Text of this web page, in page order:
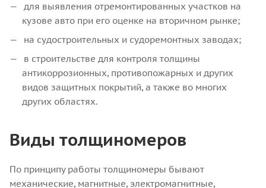
для выявления отремонтированных участков на
кузове авто при его оценке на вторичном рынке;
на судостроительных и судоремонтных заводах;
в строительстве для контроля толщины
антикоррозионных, противопожарных и других
видов защитных покрытий, а также во многих
других областях.
Виды толщиномеров
По принципу работы толщиномеры бывают
механические, магнитные, электромагнитные,